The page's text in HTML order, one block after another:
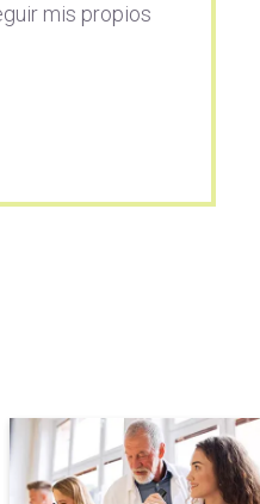
mis propios